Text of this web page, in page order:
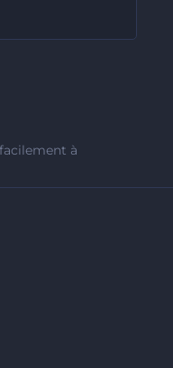
à